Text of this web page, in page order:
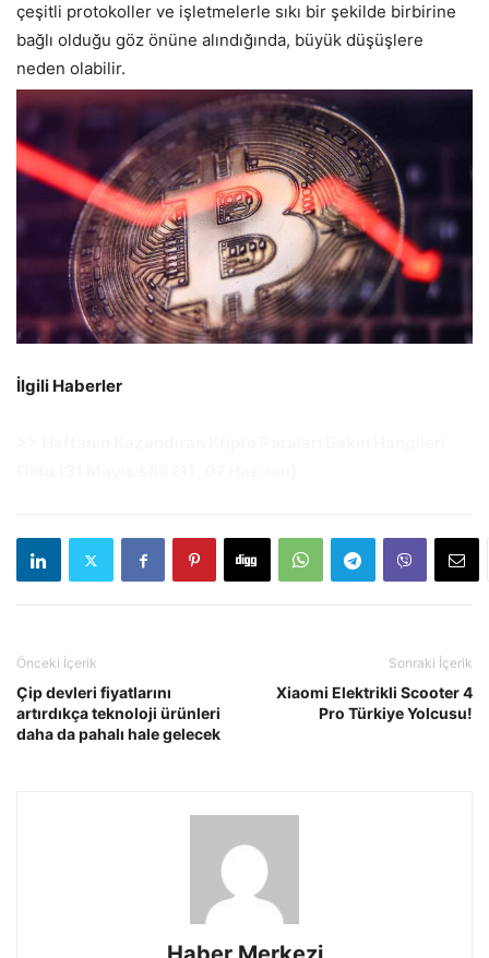
çeşitli protokoller ve işletmelerle sıkı bir şekilde birbirine
bağlı olduğu göz önüne alındığında, büyük düşüşlere
neden olabilir.
İlgili Haberler
Önceki İçerik
Çip devleri fiyatlarını
artırdıkça teknoloji ürünleri
daha da pahalı hale gelecek
Sonraki İçerik
Xiaomi Elektrikli Scooter 4
Pro Türkiye Yolcusu!